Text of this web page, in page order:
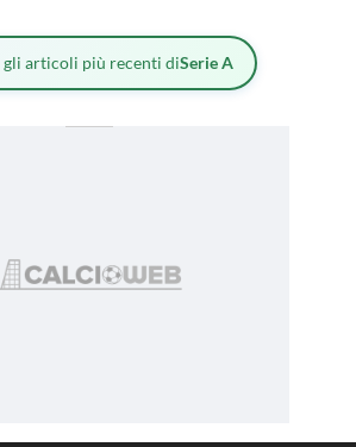
gli articoli più recenti diSerie A